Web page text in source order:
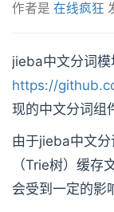
作者是 在线疯狂
jieba中文分词模
https://
现的中文分词组
由于jieba中文
（Trie树）缓
会受到一定的影